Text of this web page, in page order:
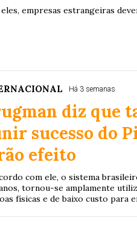
eles, empresas estrangeiras
Há 3 semanas
diz que
sucesso do
efeito
com ele, o sistema
tornou-se amplamente
físicas e de baixo custo para